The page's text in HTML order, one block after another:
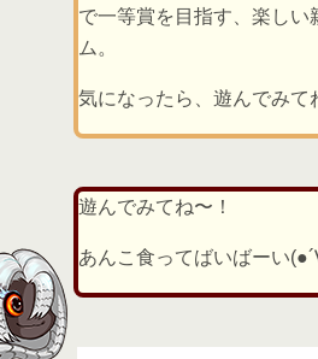
で一等賞を目指す、楽しい
ム。
気になったら、遊んでみて
遊んでみてね〜！
あんこ食ってばいばーい